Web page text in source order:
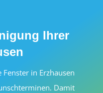
Ihrer
in Erzhausen
Damit